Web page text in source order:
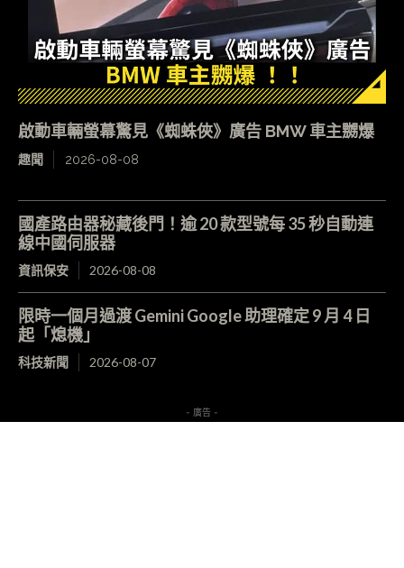
啟動車輛螢幕驚見《蜘蛛俠》廣告 BMW 車主嬲爆
趣聞 2026-08-08
國產路由器秘藏後門！逾 20 款型號每 35 秒自動連
線中國伺服器
資訊保安 2026-08-08
限時一個月過渡 Gemini Google 助理確定 9 月 4 日
起「熄機」
科技新聞 2026-08-07
- 廣告 -